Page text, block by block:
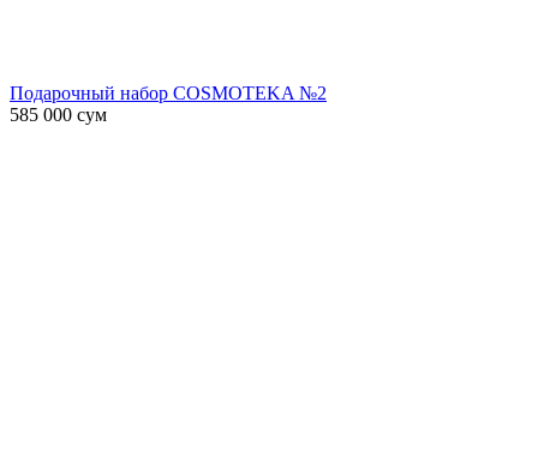
Подарочный набор COSMOTEKA №2
585 000 сум